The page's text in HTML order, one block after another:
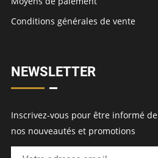
Conditions générales de vente
NEWSLETTER
Inscrivez-vous pour être informé de
nos nouveautés et promotions